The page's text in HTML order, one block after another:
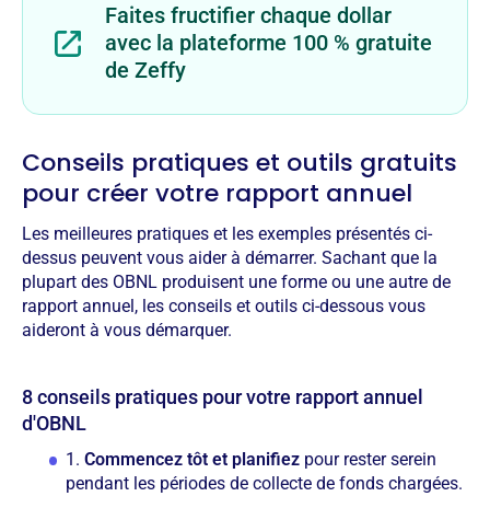
Faites fructifier chaque dollar
avec la plateforme 100 % gratuite
de Zeffy
Conseils pratiques et outils gratuits
pour créer votre rapport annuel
Les meilleures pratiques et les exemples présentés ci-
dessus peuvent vous aider à démarrer. Sachant que la
plupart des OBNL produisent une forme ou une autre de
rapport annuel, les conseils et outils ci-dessous vous
aideront à vous démarquer.
8 conseils pratiques pour votre rapport annuel
d'OBNL
1. Commencez tôt et planifiez pour rester serein
pendant les périodes de collecte de fonds chargées.